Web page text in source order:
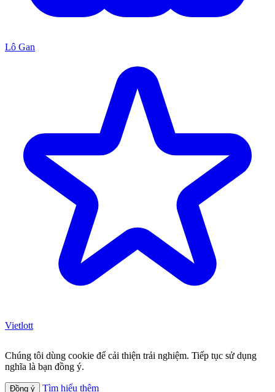
Lô Gan
Vietlott
Chúng tôi dùng cookie để cải thiện trải nghiệm. Tiếp tục sử dụng
nghĩa là bạn đồng ý.
Đồng ý Tìm hiểu thêm